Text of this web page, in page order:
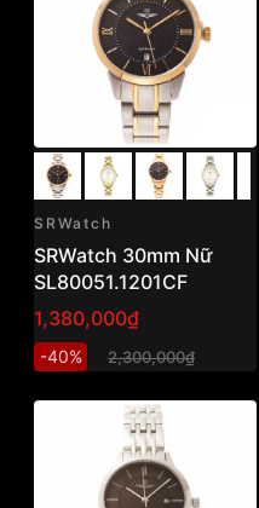
SRWatch
SRWatch 30mm Nữ
SL80051.1201CF
1,380,000₫
-40% 2,300,000₫